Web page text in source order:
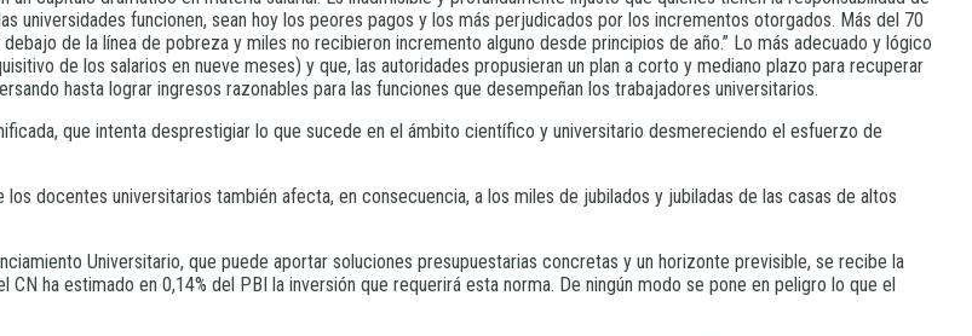
universidades funcionen, sean hoy los peores pagos y los más perjudicados por los incrementos otorgados. Más del 70
de la línea de pobreza y miles no recibieron incremento alguno desde principios de año.” Lo más adecuado y lógico
de los salarios en nueve meses) y que, las autoridades propusieran un plan a corto y mediano plazo para recuperar
hasta lograr ingresos razonables para las funciones que desempeñan los trabajadores universitarios.
que intenta desprestigiar lo que sucede en el ámbito científico y universitario desmereciendo el esfuerzo de
docentes universitarios también afecta, en consecuencia, a los miles de jubilados y jubiladas de las casas de altos
Universitario, que puede aportar soluciones presupuestarias concretas y un horizonte previsible, se recibe la
ha estimado en 0,14% del PBI la inversión que requerirá esta norma. De ningún modo se pone en peligro lo que el